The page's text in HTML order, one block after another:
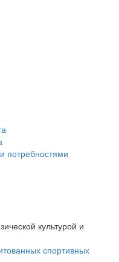
потребностями
культурой и
спортивных